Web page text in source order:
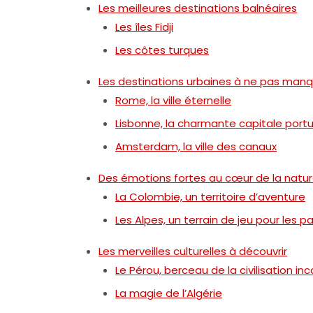
Les meilleures destinations balnéaires
Les îles Fidji
Les côtes turques
Les destinations urbaines à ne pas
Rome, la ville éternelle
Lisbonne, la charmante capitale
Amsterdam, la ville des canaux
Des émotions fortes au cœur de la
La Colombie, un territoire d’aventure
Les Alpes, un terrain de jeu pour les
Les merveilles culturelles à découvrir
Le Pérou, berceau de la civilisation
La magie de l’Algérie